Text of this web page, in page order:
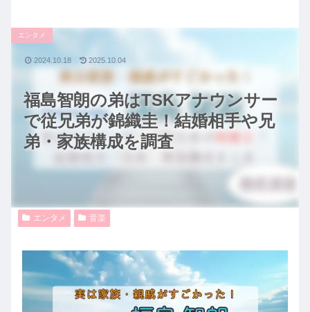
福島智朗の弟はTSKアナウンサー
で従兄弟が錦織圭！結婚相手や兄
弟・家族構成を調査
エンタメ
2024.10.18 2025.10.04
エンタメ 音楽